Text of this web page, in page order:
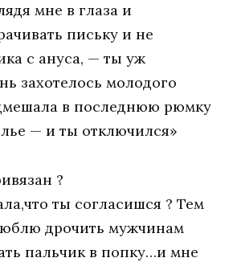
мне в глаза и
письку и не
с ануса, — ты уж
захотелось молодого
в последнюю рюмку
— и ты отключился»
?
ты согласишся ? Тем
дрочить мужчинам
пальчик в попку…и мне